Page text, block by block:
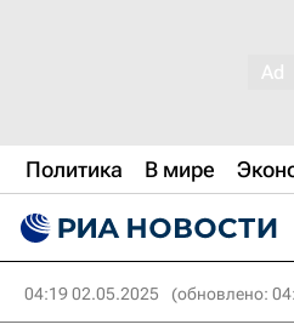
Политика В мире
04:19 02.05.2025 (обновлено: